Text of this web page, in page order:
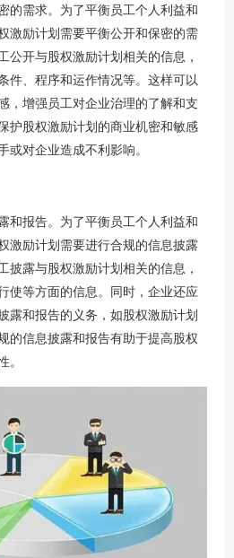
的需求。为了平衡员工个人利益和
激励计划需要平衡公开和保密的需
公开与股权激励计划相关的信息，
件、程序和运作情况等。这样可以
，增强员工对企业治理的了解和支
护股权激励计划的商业机密和敏感
或对企业造成不利影响。
和报告。为了平衡员工个人利益和
激励计划需要进行合规的信息披露
披露与股权激励计划相关的信息，
使等方面的信息。同时，企业还应
露和报告的义务，如股权激励计划
的信息披露和报告有助于提高股权
。